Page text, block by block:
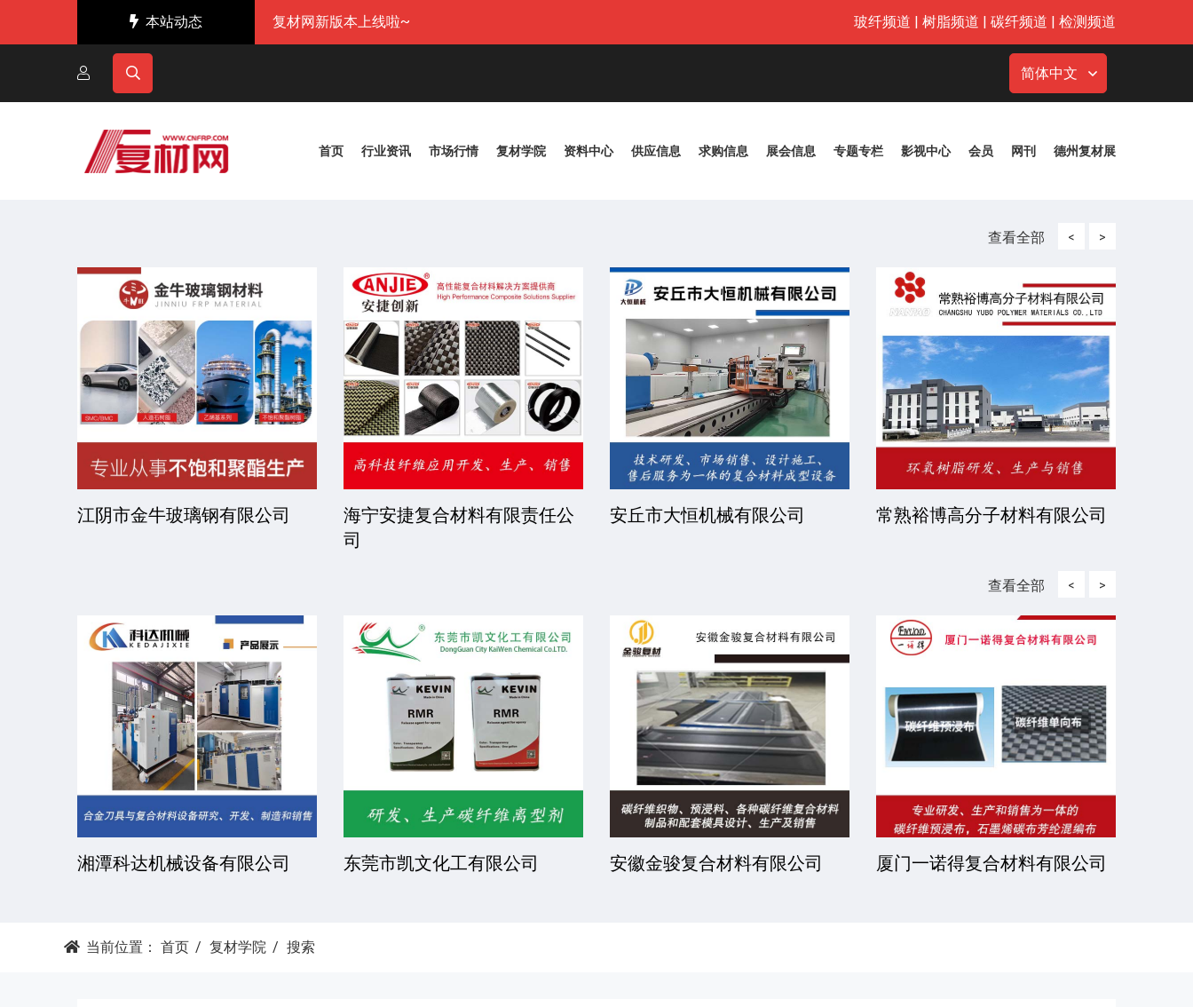
本站动态 复材网新版本上线啦~ 玻纤频道 | 树脂频道 | 碳纤频道 | 检测频道
简体中文
首页 行业资讯 市场行情 复材学院 资料中心 供应信息 求购信息 展会信息 专题专栏 影视中心 会员 网刊 德州复材展
查看全部 <
江阴市金牛玻璃钢有限公司
海宁安捷复合材料有限责任公
司
安丘市大恒机械有限公司 常熟裕博高分子材料有限公司
>
查看全部 <
湘潭科达机械设备有限公司 东莞市凯文化工有限公司 安徽金骏复合材料有限公司 厦门一诺得复合材料有限公司
>
当前位置： 首页 复材学院 搜索